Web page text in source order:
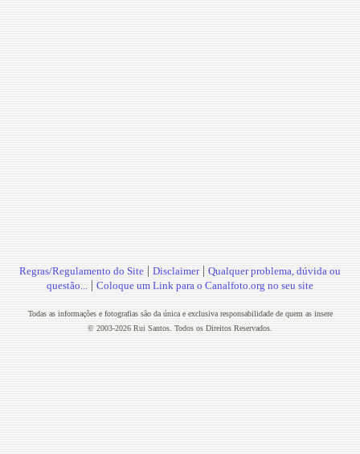
Regras/Regulamento do Site | Disclaimer| Qualquer problema, dúvida ou
questão... | Coloque um Link para o Canalfoto.org no seu site
Todas as informações e fotografias são da única e exclusiva responsabilidade de quem as insere
© 2003-2026 Rui Santos. Todos os Direitos Reservados.